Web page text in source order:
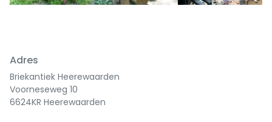
Adres
Briekantiek Heerewaarden
Voorneseweg 10
6624KR Heerewaarden